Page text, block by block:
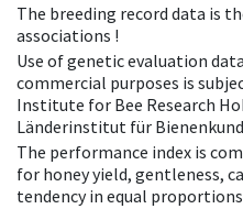
The breeding record data is
associations !
Use of genetic evaluation
commercial purposes is
Institute for Bee Research
Länderinstitut für
The performance index is
for honey yield, gentleness,
tendency in equal